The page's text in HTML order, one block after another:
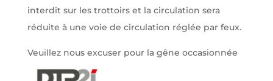
interdit sur les trottoirs et la circulation sera
réduite à une voie de circulation réglée par feux.
Veuillez nous excuser pour la gêne occasionnée